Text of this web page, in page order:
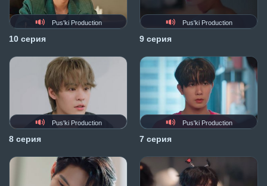
Pus'ki Production
10 серия
Pus'ki Production
9 серия
Pus'ki Production
8 серия
Pus'ki Production
7 серия